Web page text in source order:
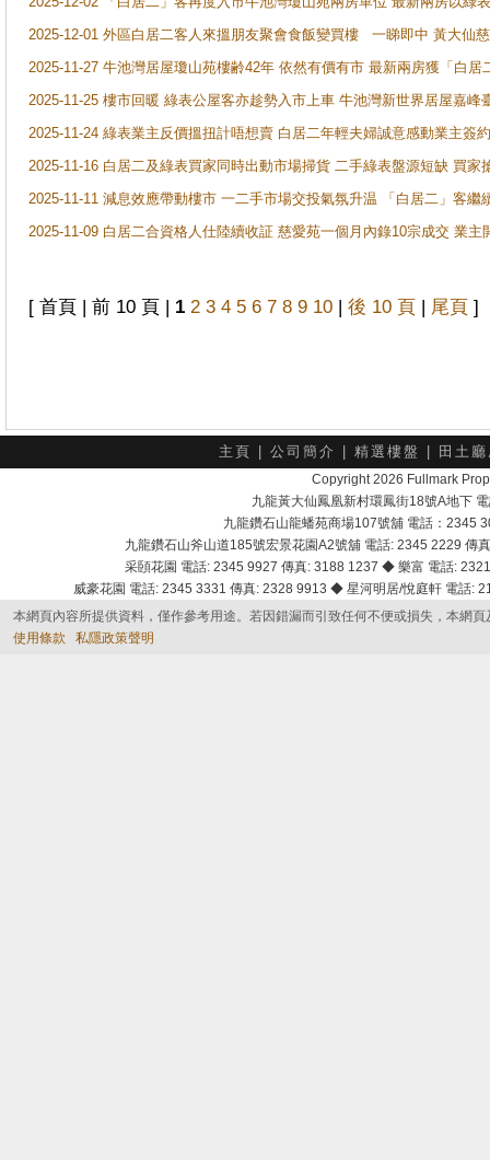
2025-12-01 外區白居二客人來搵朋友聚會食飯變買樓 一睇即中 黃大仙
2025-11-27 牛池灣居屋瓊山苑樓齢42年 依然有價有市 最新兩房獲「白居
2025-11-25 樓市回暖 綠表公屋客亦趁勢入市上車 牛池灣新世界居屋嘉峰
2025-11-24 綠表業主反價搵扭計唔想賣 白居二年輕夫婦誠意感動業主簽
2025-11-16 白居二及綠表買家同時出動市場掃貨 二手綠表盤源短缺 買
2025-11-11 減息效應帶動樓市 一二手市場交投氣氛升温 「白居二」客
2025-11-09 白居二合資格人仕陸續收証 慈愛苑一個月內錄10宗成交 業
[ 首頁 | 前 10 頁 | 1 2 3 4 5 6 7 8 9 10 | 後 10 頁 | 尾頁 ]
主頁 公司簡介 精選樓盤 田土
Copyright 2026 Fullmark
九龍黃大仙鳳凰新村環鳳街18號A地下
九龍鑽石山龍蟠苑商場107號舖 電話：2345
九龍鑽石山斧山道185號宏景花園A2號舖 電話: 2345 2229
采頣花園 電話: 2345 9927 傳真: 3188 1237 ◆ 樂富 電話:
威豪花園 電話: 2345 3331 傳真: 2328 9913 ◆ 星河明居/悅庭軒 電話
本網頁內容所提供資料，僅作參考用途。若因錯漏而引致任何不便或損失，本網
使用條款
私隱政策聲明